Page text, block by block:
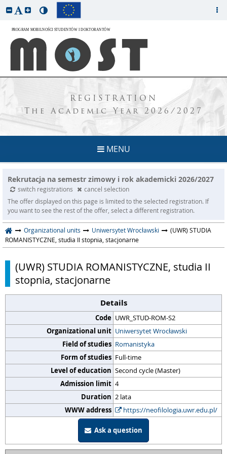
REGISTRATION
The Academic Year 2026/2027
MENU
Rekrutacja na semestr zimowy i rok akademicki 2026/2027
switch registrations
cancel selection
The offer displayed on this page is limited to the selected registration. If
you want to see the rest of the offer, select a different registration.
Organizational units Uniwersytet Wrocławski
(UWR) STUDIA
ROMANISTYCZNE, studia II stopnia, stacjonarne
(UWR) STUDIA ROMANISTYCZNE, studia II
stopnia, stacjonarne
Details
Code UWR_STUD-ROM-S2
Organizational unit Uniwersytet Wrocławski
Field of studies Romanistyka
Form of studies Full-time
Level of education Second cycle (Master)
Admission limit 4
Duration 2 lata
WWW address
https://neofilologia.uwr.edu.pl/
Ask a question